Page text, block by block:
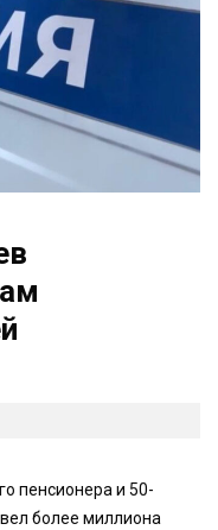
пенсионера и 50-
более миллиона